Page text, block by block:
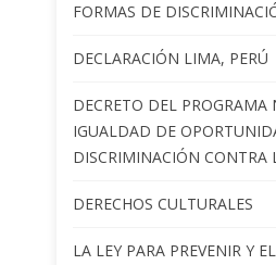
FORMAS DE
DECLARACIÓN LIMA, PERÚ
DECRETO DEL
IGUALDAD DE
DISCRIMINACIÓN CONTRA
DERECHOS CULTURALES
LA LEY PARA PREVENIR Y